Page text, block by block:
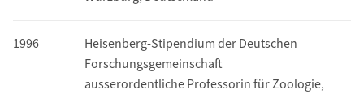
1996
Heisenberg-Stipendium der Deutschen
Forschungsgemeinschaft
ausserordentliche Professorin für Zoologie,